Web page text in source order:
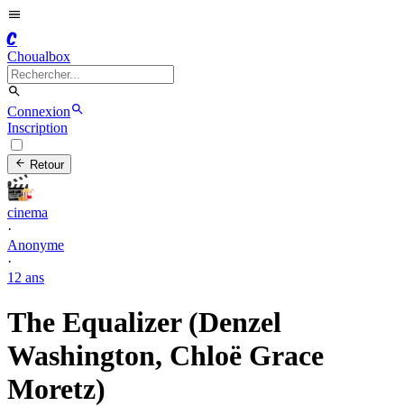
C
Choualbox
Connexion
Inscription
Retour
cinema
·
Anonyme
·
12 ans
The Equalizer (Denzel
Washington, Chloë Grace
Moretz)